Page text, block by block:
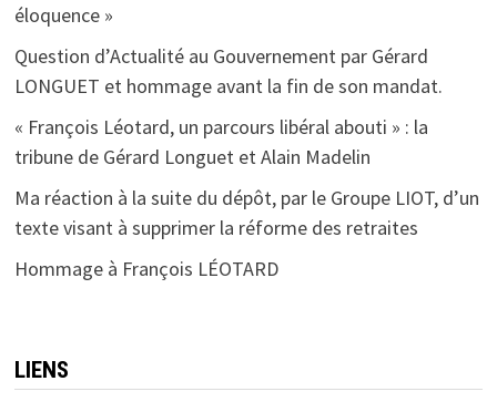
éloquence »
Question d’Actualité au Gouvernement par Gérard
LONGUET et hommage avant la fin de son mandat.
« François Léotard, un parcours libéral abouti » : la
tribune de Gérard Longuet et Alain Madelin
Ma réaction à la suite du dépôt, par le Groupe LIOT, d’un
texte visant à supprimer la réforme des retraites
Hommage à François LÉOTARD
LIENS